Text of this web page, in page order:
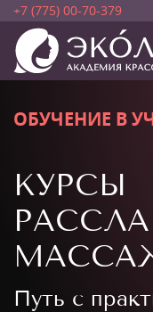
+7 (775) 00-70-379
ОБУЧЕНИЕ В
КУРСЫ
Путь с